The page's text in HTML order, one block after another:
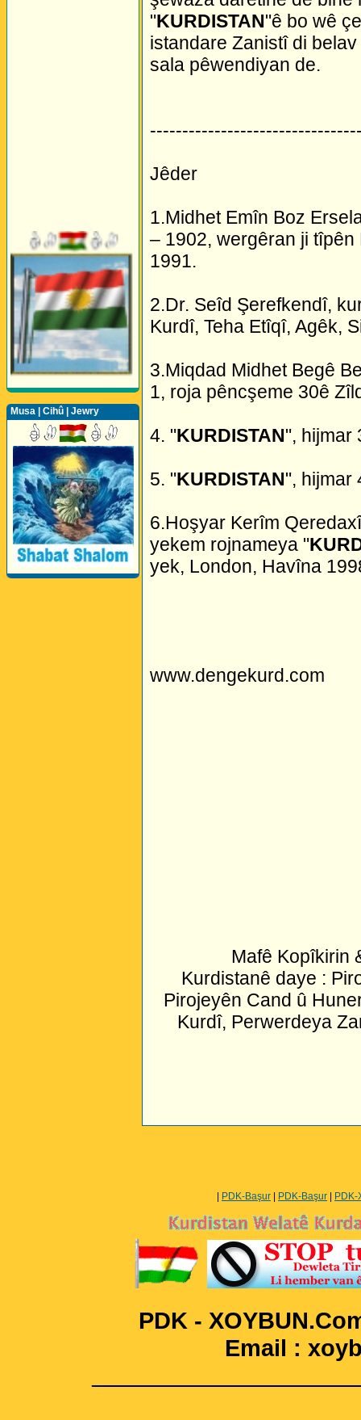
Musa | Cihû | Jewry
"KURDISTAN"ê bo wê
istandare Zanistî di
sala pêwendiyan de.
Jêder
1.Midhet Emîn Boz
– 1902, wergêran ji
1991.
2.Dr. Seîd Şerefkendî,
Kurdî, Teha Etîqî, Agêk,
3.Miqdad Midhet Begê
1, roja pêncşeme 30ê
4. "KURDISTAN", hijmar
5. "KURDISTAN", hijmar
6.Hoşyar Kerîm
yekem rojnameya "
yek, London, Havîna
www.dengekurd.com
Mafê Kopîkirin
Kurdistanê daye :
Pirojeyên Cand û
Kurdî, Perwerdeya
PDK-Başur PDK-Başur
PDK -
Email :